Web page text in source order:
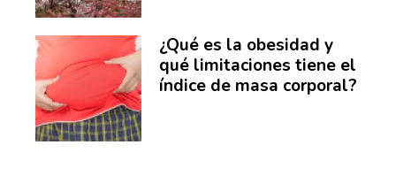
¿Qué es la obesidad y
qué limitaciones tiene el
índice de masa corporal?